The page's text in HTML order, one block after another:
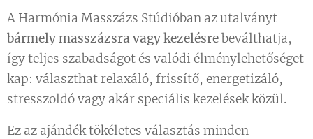
A Harmónia Masszázs Stúdióban az utalványt
bármely masszázsra vagy kezelésrebeválthatja,
így teljes szabadságot és valódi élménylehetőséget
kap: választhat relaxáló, frissítő, energetizáló,
stresszoldó vagy akár speciális kezelések közül.
Ez az ajándék tökéletes választás minden